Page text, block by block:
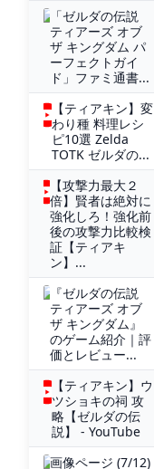
「ゼルダの伝説
ティアーズ オブ
ザ キングダム パ
ーフェクトガイ
ド」ファミ通書...
【ティアキン】変
わり種 料理レシ
ピ10選 Zelda
TOTK ゼルダの...
【攻撃力最大２
倍】賢者は絶対に
強化しろ！強化前
後の攻撃力比較検
証【ティアキ
ン】...
『ゼルダの伝説
ティアーズ オブ
ザ キングダム』
のゲーム紹介｜評
価とレビュー...
【ティアキン】ウ
ツショキの祠 攻
略【ゼルダの伝
説】 - YouTube
画像ページ (7/12)